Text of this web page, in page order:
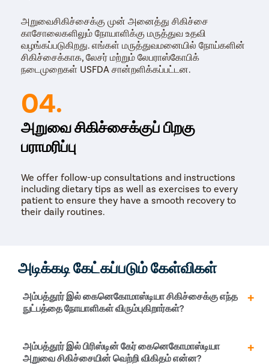
அறுவைசிகிச்சைக்கு முன் அனைத்து சிகிச்சை
காசோலைகளிலும் நோயாளிக்கு மருத்துவ உதவி
வழங்கப்படுகிறது. எங்கள் மருத்துவமனையில் நோய்களின்
சிகிச்சைக்காக, லேசர் மற்றும் லேபராஸ்கோபிக்
நடைமுறைகள் USFDA சான்றளிக்கப்பட்டன.
04.
அறுவை சிகிச்சைக்குப் பிறகு
பராமரிப்பு
We offer follow-up consultations and instructions
including dietary tips as well as exercises to every
patient to ensure they have a smooth recovery to
their daily routines.
அடிக்கடி கேட்கப்படும் கேள்விகள்
அம்பத்தூர் இல் கைனெகோமாஸ்டியா சிகிச்சைக்கு எந்த
நுட்பத்தை நோயாளிகள் விரும்புகிறார்கள்?
அம்பத்தூர் இல் மற்றும் இந்தியா முழுவதும் உள்ள அனைத்து
நகரங்களிலும், அனைத்து நோயாளிகளும்
அம்பத்தூர் இல் பிரிஸ்டின் கேர் கைனெகோமாஸ்டியா
அறுவை சிகிச்சையின் வெற்றி விகிதம் என்ன?